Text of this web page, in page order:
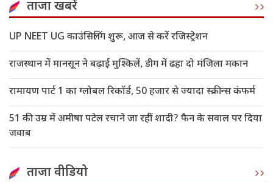
ताजा खबरें
UP NEET UG काउंसिलिंग शुरू, आज से करें रजिस्ट्रेशन
राजस्थान में मानसून ने बढ़ाई मुश्किलें, डीग में ढहा दो मंजिला मकान
रामायण पार्ट 1 का ग्लोबल रिकॉर्ड, 50 हजार से ज्यादा स्क्रीन्स कंफर्म
51 की उम्र में अमीषा पटेल रचाने जा रहीं शादी? फैन के सवाल पर दिया
जवाब
ताजा वीडियो